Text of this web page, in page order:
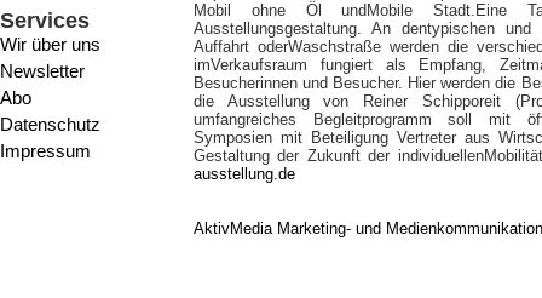
Services
Wir über uns
Newsletter
Abo
Datenschutz
Impressum
Mobil ohne Öl undMobile Stadt.Eine
Ausstellungsgestaltung. An dentypischen
Auffahrt oderWaschstraße werden die
imVerkaufsraum fungiert als Empfang,
Besucherinnen und Besucher. Hier werden die
die Ausstellung von Reiner Schipporeit
umfangreiches Begleitprogramm soll mit
Symposien mit Beteiligung Vertreter aus
Gestaltung der Zukunft der
ausstellung.de
AktivMedia Marketing- und